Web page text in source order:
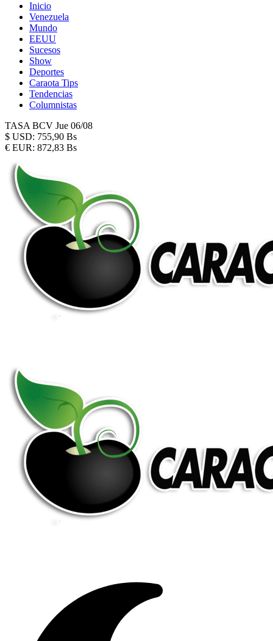
Inicio
Venezuela
Mundo
EEUU
Sucesos
Show
Deportes
Caraota Tips
Tendencias
Columnistas
TASA BCV Jue 06/08
$ USD: 755,90 Bs
€ EUR: 872,83 Bs